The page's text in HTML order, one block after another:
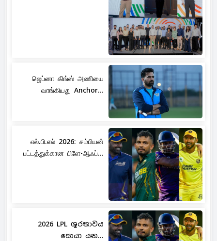
ஜெப்னா கிங்ஸ் அணியை
வாங்கியது Anchor...
எல்.பி.எல் 2026: சம்பியன்
பட்டத்துக்கான பிளே-ஆஃப்...
2026 LPL ශූරතාවය
සොයා යන...